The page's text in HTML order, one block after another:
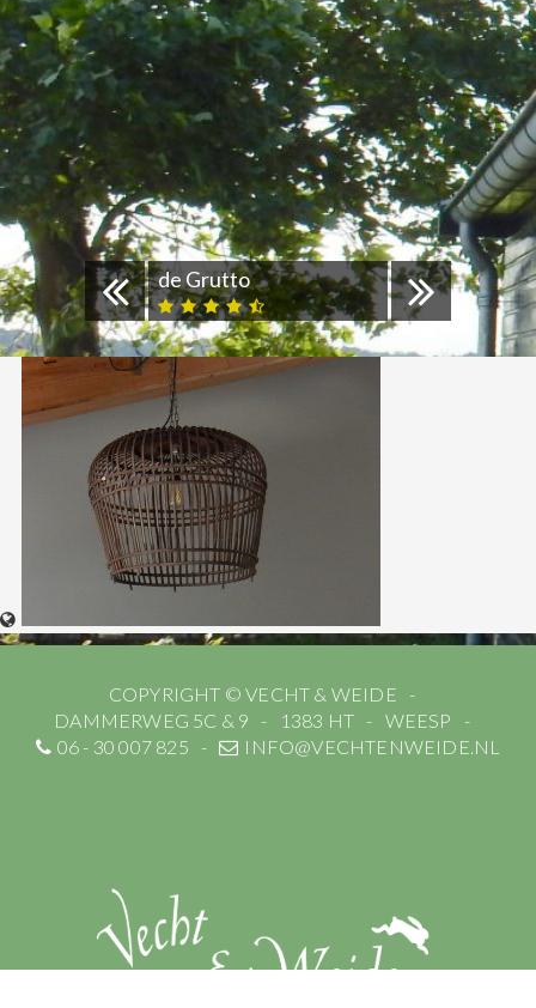
de Grutto
COPYRIGHT © VECHT & WEIDE
DAMMERWEG 5C & 9
1383 HT
WEESP
06 - 30 007 825
INFO@VECHTENWEIDE.NL